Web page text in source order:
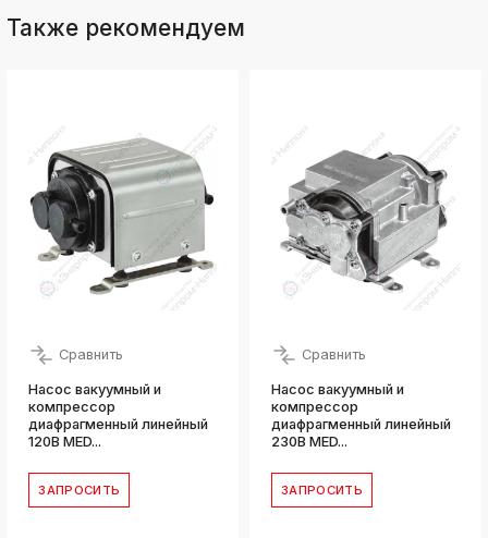
Также рекомендуем
Сравнить
Насос вакуумный и
компрессор
диафрагменный линейный
120В MED...
ЗАПРОСИТЬ
Сравнить
Насос вакуумный и
компрессор
диафрагменный линейный
230В MED...
ЗАПРОСИТЬ